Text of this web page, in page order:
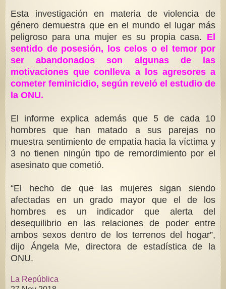
Esta investigación en materia de violencia de
género demuestra que en el mundo el lugar más
peligroso para una mujer es su propia casa. El
sentido de posesión, los celos o el temor por
ser abandonados son algunas de las
motivaciones que conlleva a los agresores a
cometer feminicidio, según reveló el estudio de
la ONU.
El informe explica además que 5 de cada 10
hombres que han matado a sus parejas no
muestra sentimiento de empatía hacia la víctima y
3 no tienen ningún tipo de remordimiento por el
asesinato que cometió.
“El hecho de que las mujeres sigan siendo
afectadas en un grado mayor que el de los
hombres es un indicador que alerta del
desequilibrio en las relaciones de poder entre
ambos sexos dentro de los terrenos del hogar”,
dijo Ángela Me, directora de estadística de la
ONU.
La República